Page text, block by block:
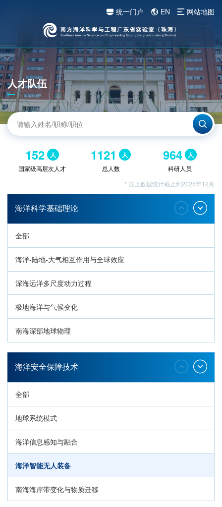
统一门户 EN 网站地图
人才队伍
152 人
国家级高层次人才
1121 人
总人数
964 人
科研人员
* 以上数据统计截止到2025年12月
海洋科学基础理论
全部
海洋-陆地-大气相互作用与全球效应
深海远洋多尺度动力过程
极地海洋与气候变化
南海深部地球物理
深海生命与生态过程
海洋安全保障技术
全部
地球系统模式
海洋信息感知与融合
海洋智能无人装备
南海海岸带变化与物质迁移